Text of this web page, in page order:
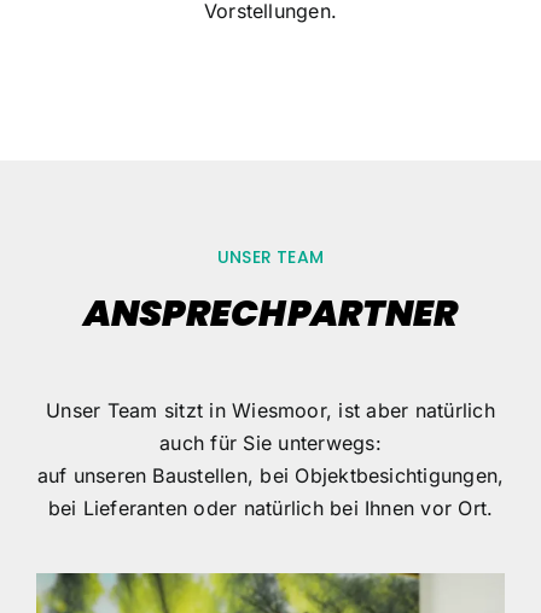
Vorstellungen.
UNSER TEAM
ANSPRECHPARTNER
Unser Team sitzt in Wiesmoor, ist aber natürlich
auch für Sie unterwegs:
auf unseren Baustellen, bei Objektbesichtigungen,
bei Lieferanten oder natürlich bei Ihnen vor Ort.